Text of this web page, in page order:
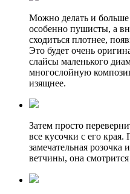
Можно делать и больше
особенно пушисты, а
сходиться плотнее,
Это будет очень
слайсы маленького
многослойную
изящнее.
Затем просто
все кусочки с его края.
замечательная розочка
ветчины, она